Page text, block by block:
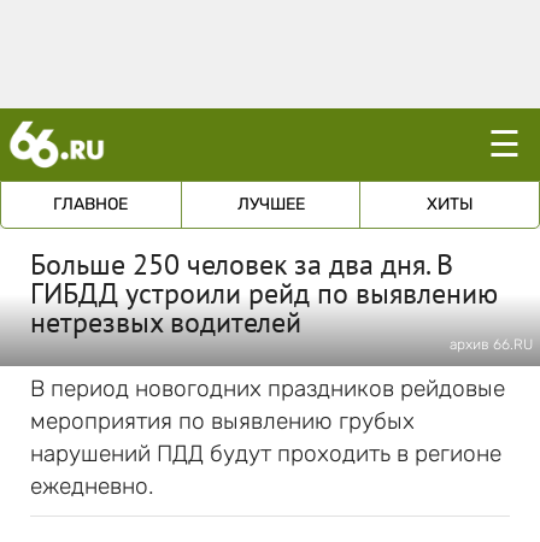
☰
ГЛАВНОЕ ЛУЧШЕЕ ХИТЫ
Больше 250 человек за два дня. В
ГИБДД устроили рейд по выявлению
нетрезвых водителей
архив 66.RU
В период новогодних праздников рейдовые
мероприятия по выявлению грубых
нарушений ПДД будут проходить в регионе
ежедневно.